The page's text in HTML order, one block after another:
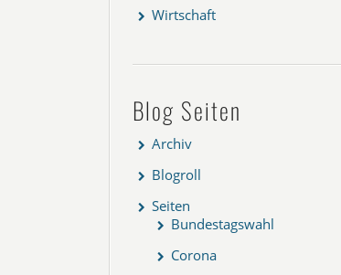
Wirtschaft
Blog Seiten
Archiv
Blogroll
Seiten
Bundestagswahl
Corona